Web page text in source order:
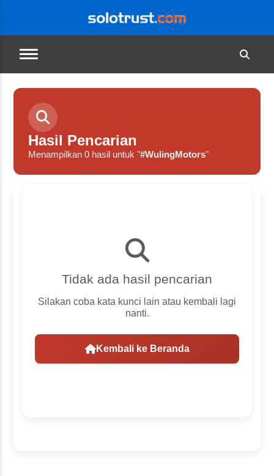
Hasil Pencarian
Menampilkan 0 hasil untuk "#WulingMotors"
Tidak ada hasil pencarian
Silakan coba kata kunci lain atau kembali lagi
nanti.
Kembali ke Beranda